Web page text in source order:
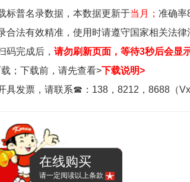
标普名录数据，本数据更新于当月； 准确率
合法有效精准，使用时请遵守国家相关法律
码完成后， 请勿刷新页面，等待3秒后会显
； 下载前，请先查看>下载说明>
具发票，请联系☎ ：138，8212，8688（
在线购买
请一定阅读以上条款